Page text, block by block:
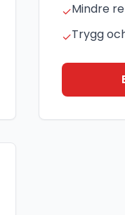
✓Mindre
✓Trygg